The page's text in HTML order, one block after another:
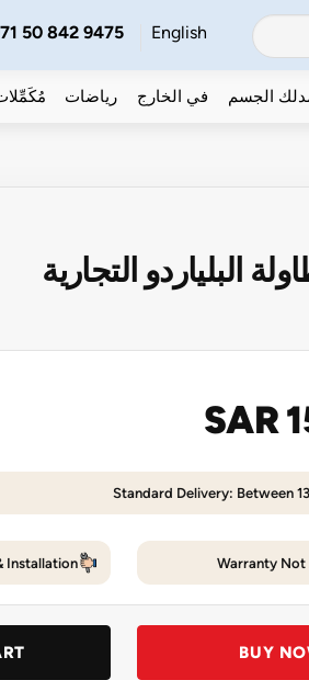
English
50 842 9475
الجسم في الخارج رياضات
SAR
Standard Delivery: Between
Warranty
Installation*
BUY